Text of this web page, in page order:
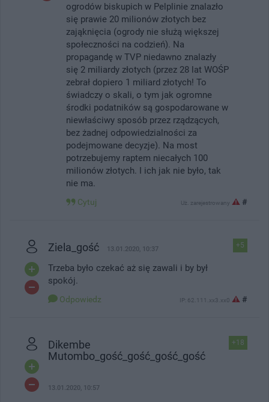
ogrodów biskupich w Pelplinie znalazło
się prawie 20 milionów złotych bez
zająknięcia (ogrody nie służą większej
społeczności na codzień). Na
propagandę w TVP niedawno znalazły
się 2 miliardy złotych (przez 28 lat WOŚP
zebrał dopiero 1 miliard złotych! To
świadczy o skali, o tym jak ogromne
środki podatników są gospodarowane w
niewłaściwy sposób przez rządzących,
bez żadnej odpowiedzialności za
podejmowane decyzje). Na most
potrzebujemy raptem niecałych 100
milionów złotych. I ich jak nie było, tak
nie ma.
Cytuj Uż. zarejestrowany #
+5
Ziela_gość 13.01.2020, 10:37
Trzeba było czekać aż się zawali i by był
spokój.
Odpowiedz IP: 62.111.xx3.xx0 #
+18
Dikembe
Mutombo_gość_gość_gość_gość
13.01.2020, 10:57